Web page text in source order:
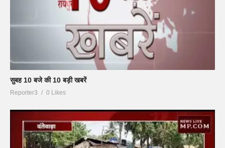
सुबह 10 बजे की 10 बड़ी खबरें
Reporter3 0 Likes